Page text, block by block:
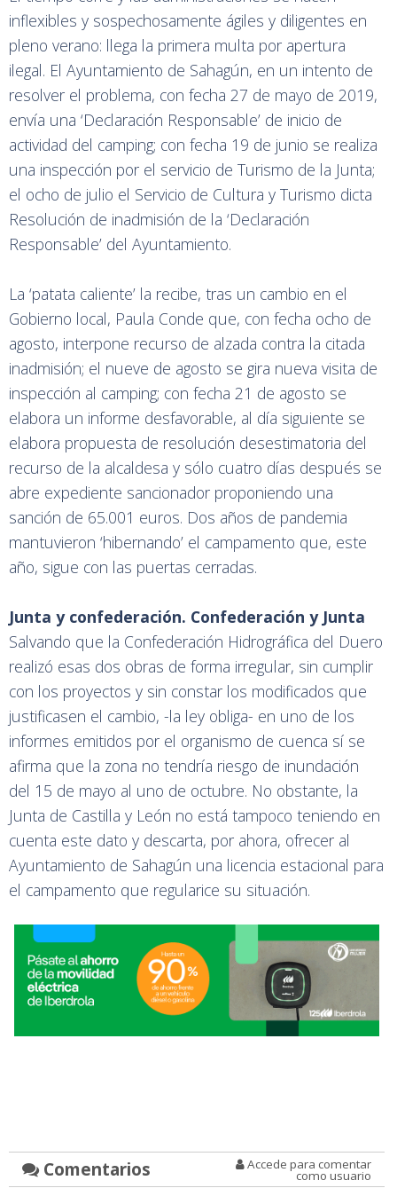
inflexibles y sospechosamente ágiles y diligentes en
pleno verano: llega la primera multa por apertura
ilegal. El Ayuntamiento de Sahagún, en un intento de
resolver el problema, con fecha 27 de mayo de 2019,
envía una ‘Declaración Responsable’ de inicio de
actividad del camping; con fecha 19 de junio se realiza
una inspección por el servicio de Turismo de la Junta;
el ocho de julio el Servicio de Cultura y Turismo dicta
Resolución de inadmisión de la ‘Declaración
Responsable’ del Ayuntamiento.
La ‘patata caliente’ la recibe, tras un cambio en el
Gobierno local, Paula Conde que, con fecha ocho de
agosto, interpone recurso de alzada contra la citada
inadmisión; el nueve de agosto se gira nueva visita de
inspección al camping; con fecha 21 de agosto se
elabora un informe desfavorable, al día siguiente se
elabora propuesta de resolución desestimatoria del
recurso de la alcaldesa y sólo cuatro días después se
abre expediente sancionador proponiendo una
sanción de 65.001 euros. Dos años de pandemia
mantuvieron ‘hibernando’ el campamento que, este
año, sigue con las puertas cerradas.
Junta y confederación. Confederación y Junta
Salvando que la Confederación Hidrográfica del Duero
realizó esas dos obras de forma irregular, sin cumplir
con los proyectos y sin constar los modificados que
justificasen el cambio, -la ley obliga- en uno de los
informes emitidos por el organismo de cuenca sí se
afirma que la zona no tendría riesgo de inundación
del 15 de mayo al uno de octubre. No obstante, la
Junta de Castilla y León no está tampoco teniendo en
cuenta este dato y descarta, por ahora, ofrecer al
Ayuntamiento de Sahagún una licencia estacional para
el campamento que regularice su situación.
Comentarios Accede para comentar
como usuario